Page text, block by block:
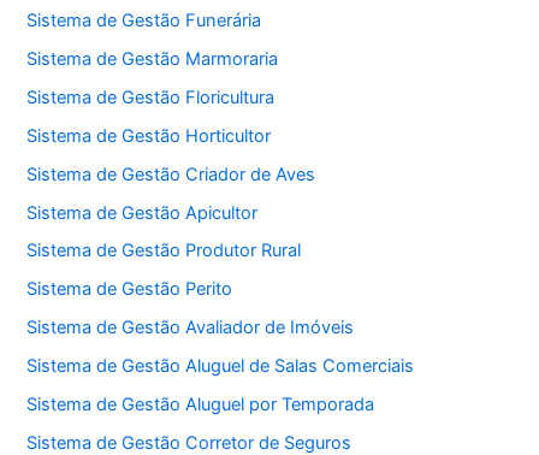
Sistema de Gestão Funerária
Sistema de Gestão Marmoraria
Sistema de Gestão Floricultura
Sistema de Gestão Horticultor
Sistema de Gestão Criador de Aves
Sistema de Gestão Apicultor
Sistema de Gestão Produtor Rural
Sistema de Gestão Perito
Sistema de Gestão Avaliador de Imóveis
Sistema de Gestão Aluguel de Salas Comerciais
Sistema de Gestão Aluguel por Temporada
Sistema de Gestão Corretor de Seguros